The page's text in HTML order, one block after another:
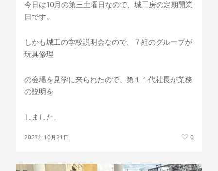
今日は10月の第三土曜日なので、城工房の定期開業
日です。
しかも城工の学校説明会なので、７組のグループが
玩具修理
の会場を見学に来られたので、第１１代社長が業務
の説明を
しました。
2023年10月21日 0